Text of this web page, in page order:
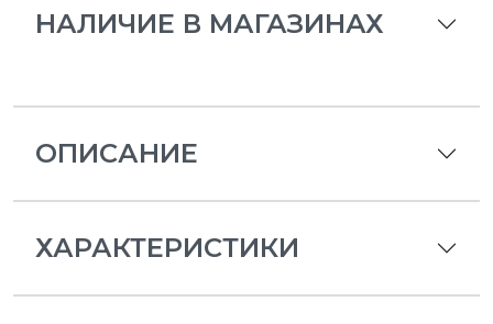
НАЛИЧИЕ В МАГАЗИНАХ
ОПИСАНИЕ
ХАРАКТЕРИСТИКИ